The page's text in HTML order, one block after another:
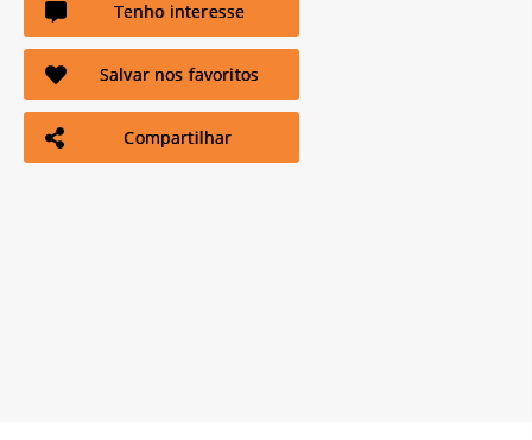
Tenho interesse
Salvar nos favoritos
Compartilhar